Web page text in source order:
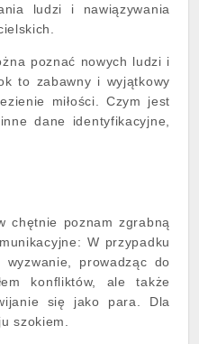
ludzi i nawiązywania
poznać nowych ludzi i
to zabawny i wyjątkowy
miłości. Czym jest
dane identyfikacyjne,
chętnie poznam zgrabną
W przypadku
prowadząc do
konfliktów, ale także
się jako para. Dla
szokiem.